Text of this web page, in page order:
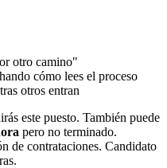
otro camino"
cómo lees el proceso
otros entran
este puesto. También puede
pero no terminado.
de contrataciones. Candidato